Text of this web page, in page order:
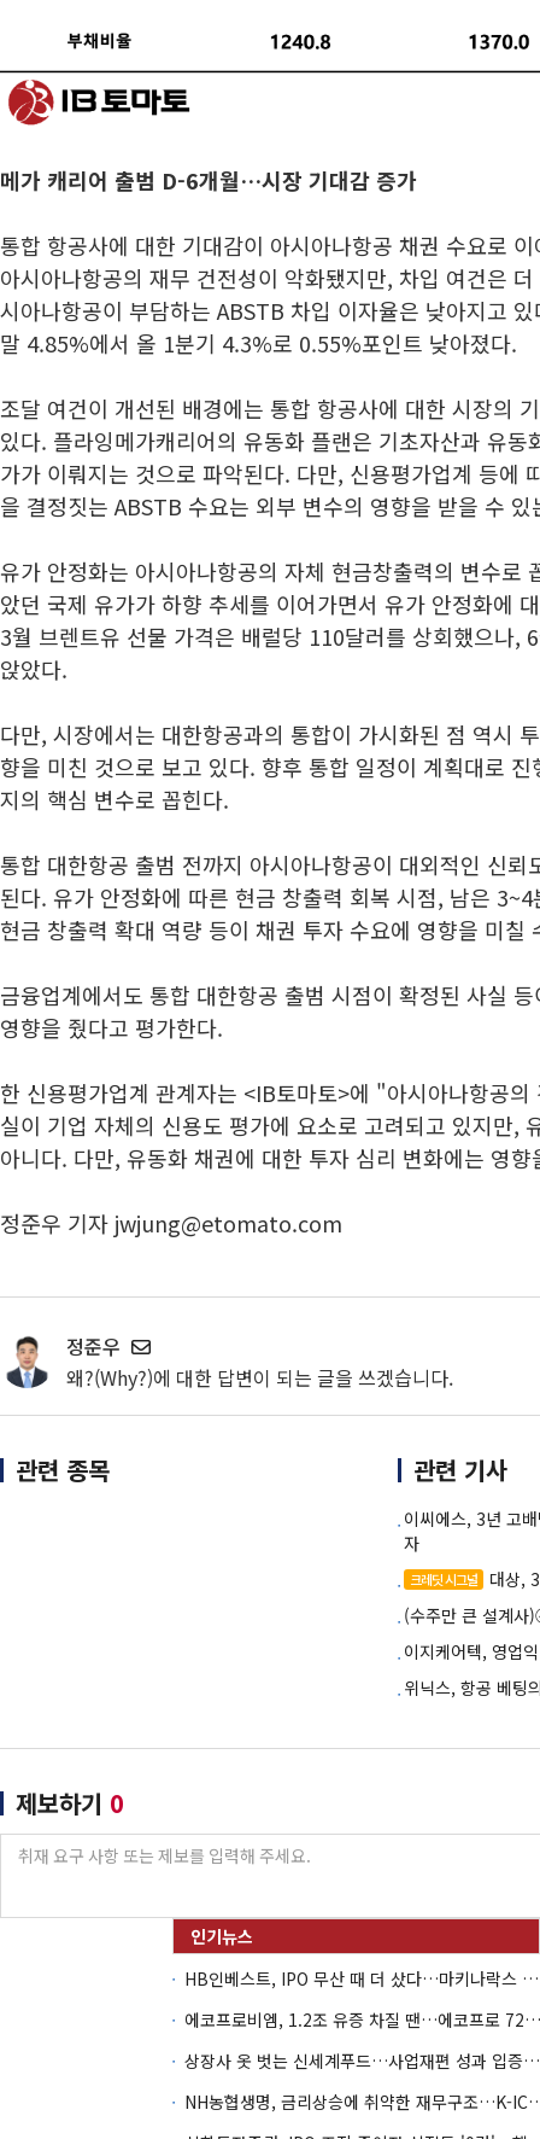
메가 캐리어 출범 D-6개월…시장 기대감 증가
통합 항공사에 대한 기대감이 아시아나항공 채권 수요로
아시아나항공의 재무 건전성이 악화됐지만, 차입 여건은
시아나항공이 부담하는 ABSTB 차입 이자율은 낮아지고
말 4.85%에서 올 1분기 4.3%로 0.55%포인트 낮아졌다.
조달 여건이 개선된 배경에는 통합 항공사에 대한 시장의
있다. 플라잉메가캐리어의 유동화 플랜은 기초자산과 유동
가가 이뤄지는 것으로 파악된다. 다만, 신용평가업계 등에
을 결정짓는 ABSTB 수요는 외부 변수의 영향을 받을 수
유가 안정화는 아시아나항공의 자체 현금창출력의 변수로
았던 국제 유가가 하향 추세를 이어가면서 유가 안정화에
3월 브렌트유 선물 가격은 배럴당 110달러를 상회했으나,
앉았다.
다만, 시장에서는 대한항공과의 통합이 가시화된 점 역시
향을 미친 것으로 보고 있다. 향후 통합 일정이 계획대로
지의 핵심 변수로 꼽힌다.
통합 대한항공 출범 전까지 아시아나항공이 대외적인 신뢰
된다. 유가 안정화에 따른 현금 창출력 회복 시점, 남은
현금 창출력 확대 역량 등이 채권 투자 수요에 영향을 미칠
금융업계에서도 통합 대한항공 출범 시점이 확정된 사실
영향을 줬다고 평가한다.
한 신용평가업계 관계자는 <IB토마토>에 "아시아나항공
실이 기업 자체의 신용도 평가에 요소로 고려되고 있지만,
아니다. 다만, 유동화 채권에 대한 투자 심리 변화에는 영
정준우 기자 jwjung@etomato.com
정준우
왜?(Why?)에 대한 답변이 되는 글을 쓰겠습니다.
관련 종목 관련 기사
이씨에스, 3년 고
자
크레딧 시그널
대상,
(수주만 큰 설계사
이지케어텍, 영업
위닉스, 항공 베팅
제보하기 0
HB인베스트, IPO 무산 때 더 샀다…마키나락스 투자 2.7배 회수
에코프로비엠, 1.2조 유증 차질 땐…에코프로 7270억 '독박'
상장사 옷 벗는 신세계푸드…사업재편 성과 입증할까
NH농협생명, 금리상승에 취